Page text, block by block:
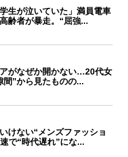
生が泣いていた」満員電車
齢者が暴走。“屈強...
がなぜか開かない…20代女
間”から見たものの...
けない“メンズファッショ
で“時代遅れ”にな...